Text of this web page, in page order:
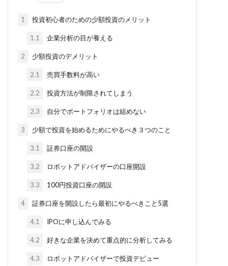
1 投資初心者のための少額投資のメリット
1.1 企業分析の目が養える
2 少額投資のデメリット
2.1 売買手数料が高い
2.2 投資方法が制限されてしまう
2.3 自分でポートフォリオは組めない
3 少額で投資を始めるためにやるべき３つのこと
3.1 証券口座の開設
3.2 ロボットアドバイザーの口座開設
3.3 100円投資口座の開設
4 証券口座を開設したら最初にやるべきこと5選
4.1 IPOに申し込んでみる
4.2 好きな企業を決めて重点的に分析してみる
4.3 ロボットアドバイザーで投資デビュー